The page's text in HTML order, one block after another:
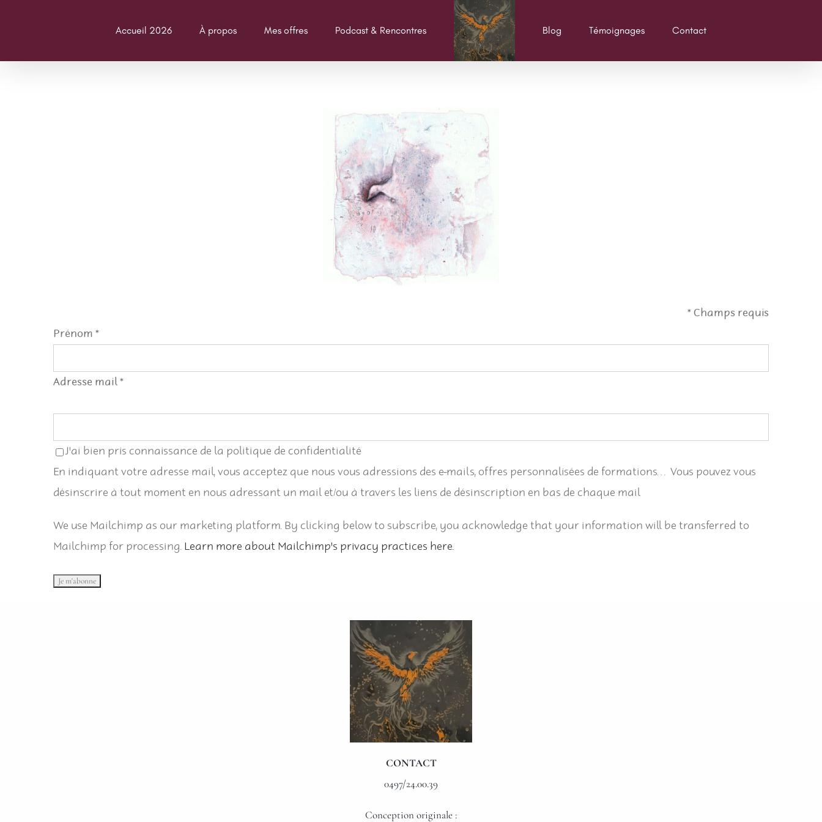
Accueil 2026 À propos Mes offres Podcast & Rencontres Blog Témoignages Contact
* Champs requis
Prénom *
Adresse mail*
J'ai bien pris connaissance de la politique de confidentialité
En indiquant votre adresse mail, vous acceptez que nous vous adressions des e-mails, offres personnalisées de formations… Vous pouvez vous
désinscrire à tout moment en nous adressant un mail et/ou à travers les liens de désinscription en bas de chaque mail
We use Mailchimp as our marketing platform. By clicking below to subscribe, you acknowledge that your information will be transferred to
Mailchimp for processing. Learn more about Mailchimp's privacy practices here.
CONTACT
0497/24.00.39
Conception originale :